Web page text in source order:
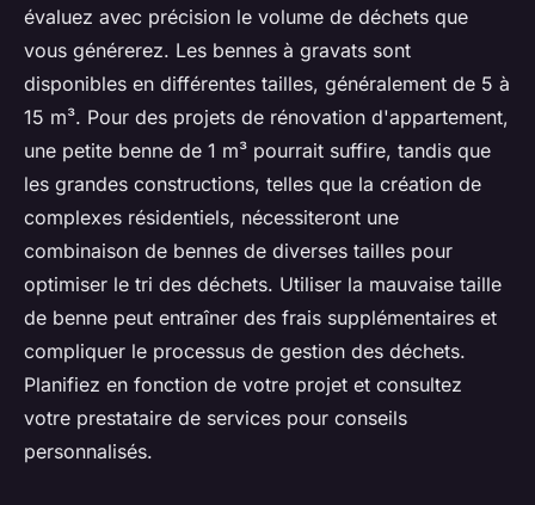
évaluez avec précision le volume de déchets que
vous générerez. Les bennes à gravats sont
disponibles en différentes tailles, généralement de 5 à
15 m³. Pour des projets de rénovation d'appartement,
une petite benne de 1 m³ pourrait suffire, tandis que
les grandes constructions, telles que la création de
complexes résidentiels, nécessiteront une
combinaison de bennes de diverses tailles pour
optimiser le tri des déchets. Utiliser la mauvaise taille
de benne peut entraîner des frais supplémentaires et
compliquer le processus de gestion des déchets.
Planifiez en fonction de votre projet et consultez
votre prestataire de services pour conseils
personnalisés.